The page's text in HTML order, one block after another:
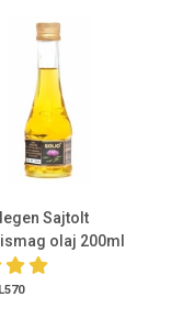
Sajtolt
olaj 200ml